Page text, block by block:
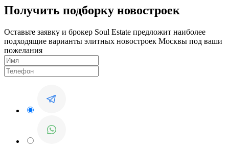
Получить подборку новостроек
Оставьте заявку и брокер Soul Estate предложит наиболее
подходящие варианты элитных новостроек Москвы под ваши
пожелания